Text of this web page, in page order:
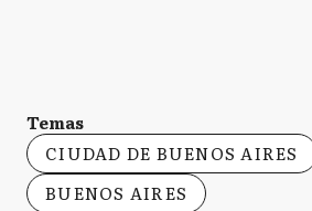
Temas
CIUDAD DE BUENOS AIRES
BUENOS AIRES